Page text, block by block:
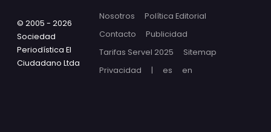
© 2005 - 2026
Sociedad
Periodística El
Ciudadano Ltda
Nosotros
Política Editorial
Contacto
Publicidad
Tarifas Servel 2025
Sitemap
Privacidad
| es en